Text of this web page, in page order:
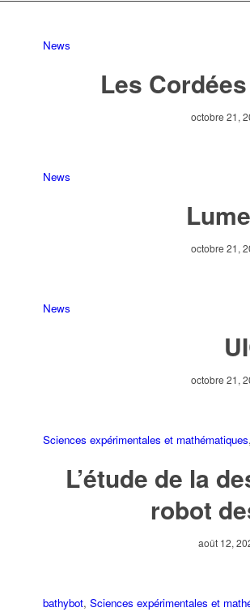
News
Les
octobre 21,
News
octobre 21,
News
octobre 21,
Sciences expérimentales et mathématiques,
L’étude de la
robot
août 12,
bathybot, Sciences expérimentales et